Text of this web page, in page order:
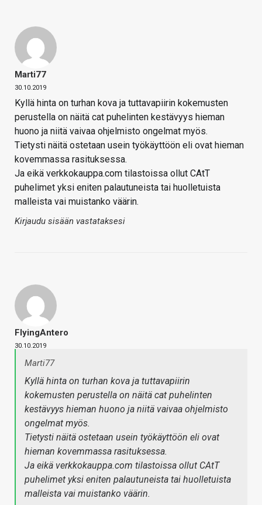
Marti77
30.10.2019
Kyllä hinta on turhan kova ja tuttavapiirin kokemusten
perustella on näitä cat puhelinten kestävyys hieman
huono ja niitä vaivaa ohjelmisto ongelmat myös.
Tietysti näitä ostetaan usein työkäyttöön eli ovat hieman
kovemmassa rasituksessa.
Ja eikä verkkokauppa.com tilastoissa ollut CAtT
puhelimet yksi eniten palautuneista tai huolletuista
malleista vai muistanko väärin.
Kirjaudu sisään vastataksesi
FlyingAntero
30.10.2019
Marti77
Kyllä hinta on turhan kova ja tuttavapiirin
kokemusten perustella on näitä cat puhelinten
kestävyys hieman huono ja niitä vaivaa ohjelmisto
ongelmat myös.
Tietysti näitä ostetaan usein työkäyttöön eli ovat
hieman kovemmassa rasituksessa.
Ja eikä verkkokauppa.com tilastoissa ollut CAtT
puhelimet yksi eniten palautuneista tai huolletuista
malleista vai muistanko väärin.